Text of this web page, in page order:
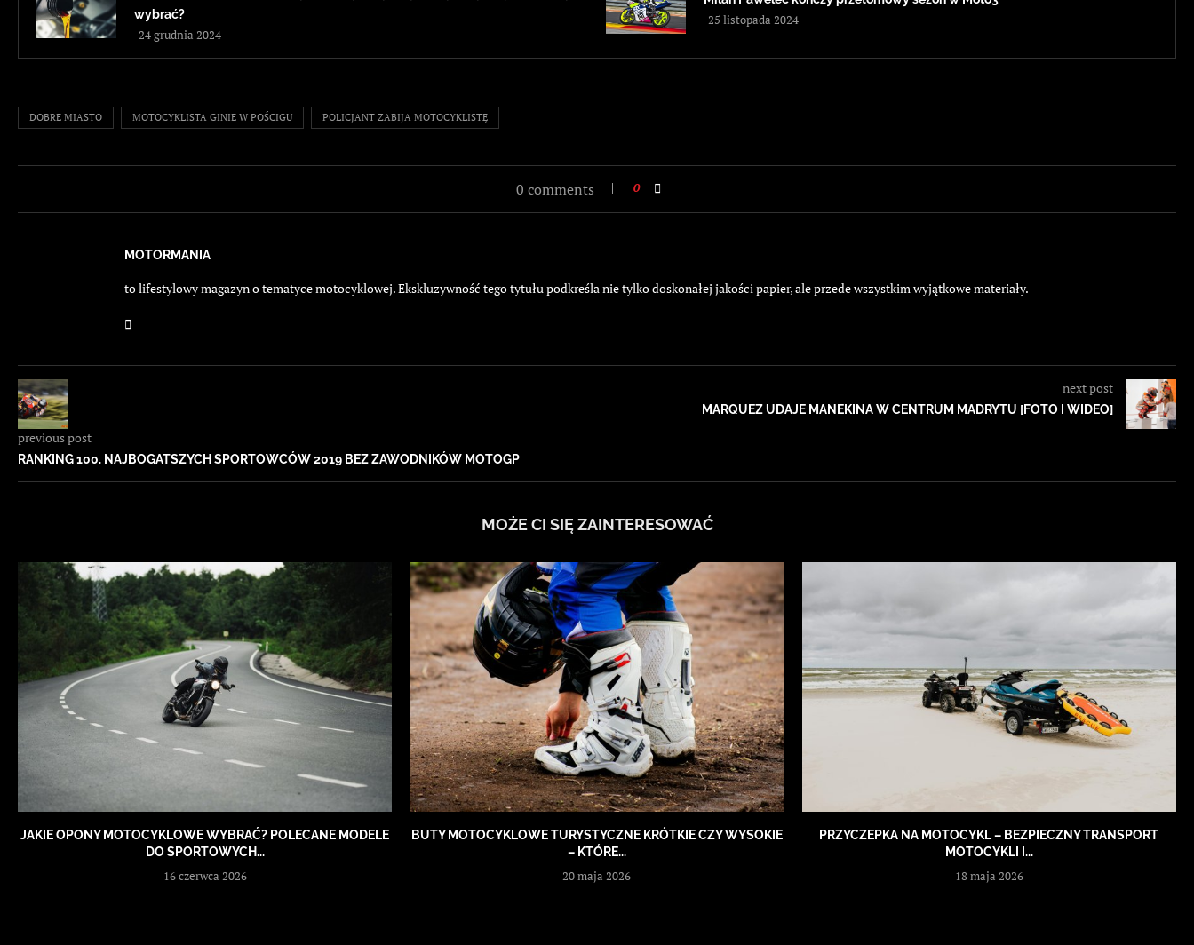
wybrać?
24 grudnia 2024
25 listopada 2024
DOBRE MIASTO MOTOCYKLISTA GINIE W POŚCIGU POLICJANT ZABIJA MOTOCYKLISTĘ
0 comments 0
MOTORMANIA
to lifestylowy magazyn o tematyce motocyklowej. Ekskluzywność tego tytułu podkreśla nie tylko doskonałej jakości papier, ale przede wszystkim wyjątkowe materiały.
previous post
RANKING 100. NAJBOGATSZYCH SPORTOWCÓW 2019 BEZ ZAWODNIKÓW MOTOGP
next post
MARQUEZ UDAJE MANEKINA W CENTRUM MADRYTU [FOTO I WIDEO]
MOŻE CI SIĘ ZAINTERESOWAĆ
JAKIE OPONY MOTOCYKLOWE WYBRAĆ? POLECANE MODELE
DO SPORTOWYCH...
16 czerwca 2026
BUTY MOTOCYKLOWE TURYSTYCZNE KRÓTKIE CZY WYSOKIE
– KTÓRE...
20 maja 2026
PRZYCZEPKA NA MOTOCYKL – BEZPIECZNY TRANSPORT
MOTOCYKLI I...
18 maja 2026